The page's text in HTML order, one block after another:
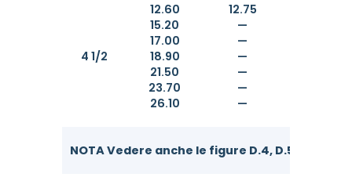
4 1/2
12.60
15.20
17.00
18.90
21.50
23.70
26.10
12.75
—
—
—
—
—
—
NOTA Vedere anche le figure D.4, D.5 e D.7.